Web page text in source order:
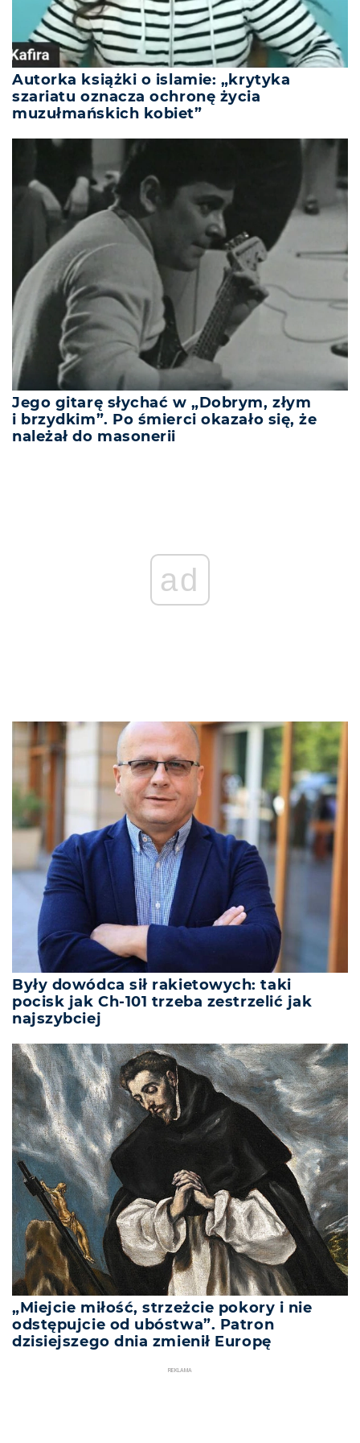
Autorka książki o islamie: „krytyka
szariatu oznacza ochronę życia
muzułmańskich kobiet”
Jego gitarę słychać w „Dobrym, złym
i brzydkim”. Po śmierci okazało się, że
należał do masonerii
ad
Były dowódca sił rakietowych: taki
pocisk jak Ch-101 trzeba zestrzelić jak
najszybciej
„Miejcie miłość, strzeżcie pokory i nie
odstępujcie od ubóstwa”. Patron
dzisiejszego dnia zmienił Europę
REKLAMA